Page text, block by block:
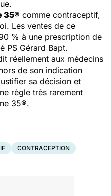
35® comme contraceptif,
Les ventes de ce
% à une prescription de
PS Gérard Bapt.
réellement aux médecins
de son indication
sa décision et
règle très rarement
35®.
CONTRACEPTION